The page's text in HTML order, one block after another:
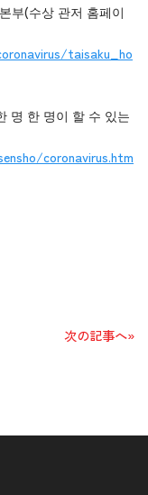
부(수상 관저 홈페이
taisaku_ho
명 한 명이 할 수 있는
coronavirus.htm
次の記事へ»